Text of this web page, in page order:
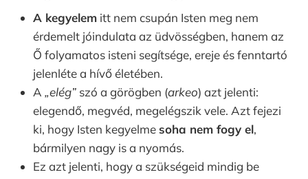
A kegyelem itt nem csupán Isten meg nem
érdemelt jóindulata az üdvösségben, hanem az
Ő folyamatos isteni segítsége, ereje és fenntartó
jelenléte a hívő életében.
A „elég” szó a görögben (arkeo) azt jelenti:
elegendő, megvéd, megelégszik vele. Azt fejezi
ki, hogy Isten kegyelme soha nem fogy el,
bármilyen nagy is a nyomás.
Ez azt jelenti, hogy a szükségeid mindig be